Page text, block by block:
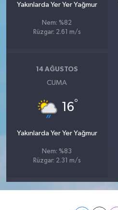
Yakınlarda Yer Yer Yağmur
Nem: %82
Rüzgar: 2.61 m/s
14 AĞUSTOS
CUMA
16°
Yakınlarda Yer Yer Yağmur
Nem: %83
Rüzgar: 2.31 m/s